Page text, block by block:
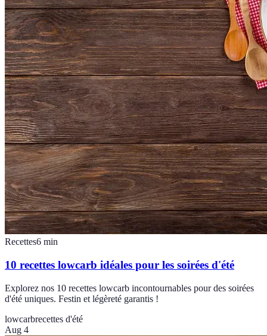
Recettes6 min
10 recettes lowcarb idéales pour les soirées d'été
Explorez nos 10 recettes lowcarb incontournables pour des soirées
d'été uniques. Festin et légèreté garantis !
lowcarbrecettes d'été
Aug 4